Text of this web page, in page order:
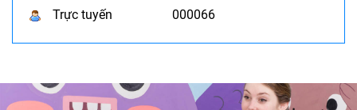
Trực tuyến
000066